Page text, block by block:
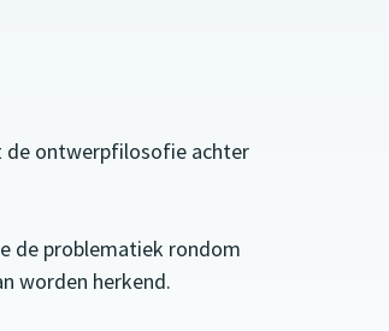
de ontwerpfilosofie achter
de problematiek rondom
worden herkend.